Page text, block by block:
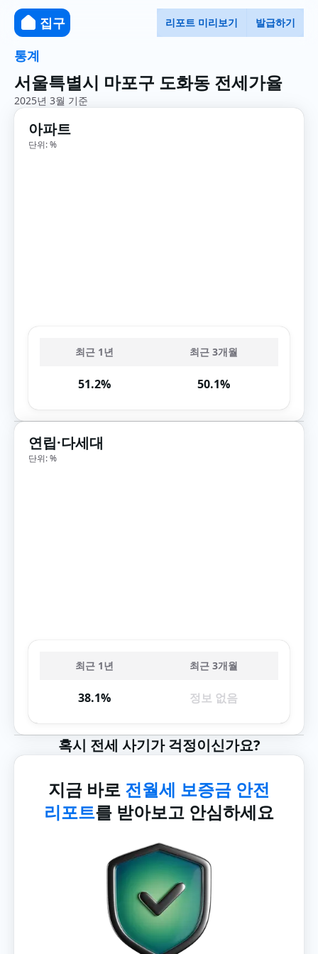
집구 리포트 미리보기 발급하기
통계
서울특별시 마포구 도화동 전세가율
2025년 3월 기준
아파트
단위: %
최근 1년 최근 3개월
51.2% 50.1%
연립·다세대
단위: %
최근 1년 최근 3개월
38.1% 정보 없음
혹시 전세 사기가 걱정이신가요?
지금 바로 전월세 보증금 안전
리포트를 받아보고 안심하세요